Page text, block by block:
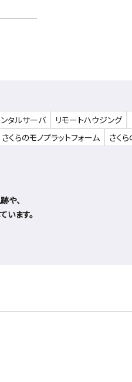
タルサーバ リモートハウジング
さくらのモノプラットフォーム さく
や、
ます。